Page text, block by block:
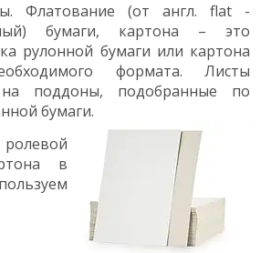
Флатование (от англ. flat -
бумаги, картона – это
рулонной бумаги или картона
формата. Листы
на поддоны, подобранные по
бумаги.
в